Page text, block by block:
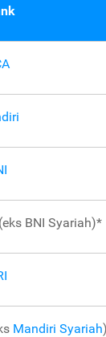
BNI Syariah)*
Mandiri Syariah